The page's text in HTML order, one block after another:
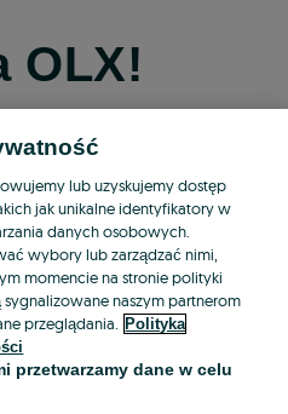
OLX!
Facebooka
konto Apple
konto Google
LUB
lub uzyskujemy dostęp
jak unikalne identyfikatory w
danych osobowych.
wybory lub zarządzać nimi,
momencie na stronie polityki
naszym partnerom
przeglądania.
Polityka
przetwarzamy dane w celu